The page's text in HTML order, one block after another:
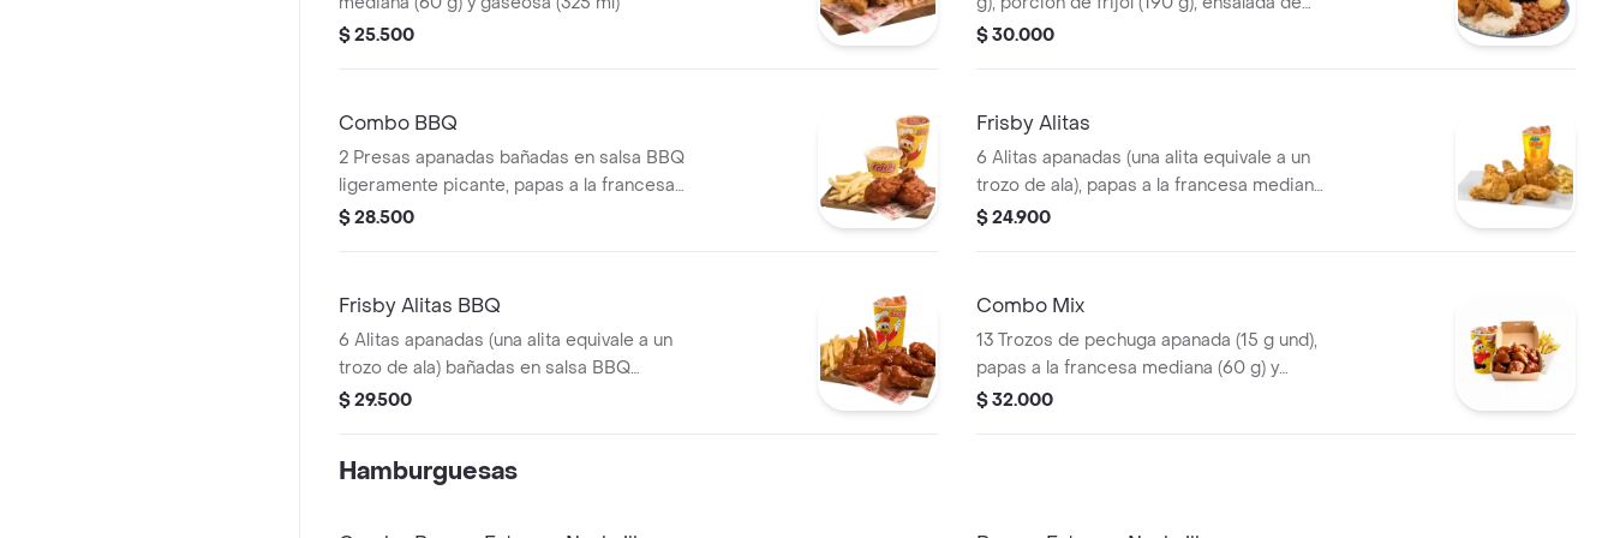
$ 25.500
repollo personal (145 g), 2 arepas y
$ 30.000
Combo BBQ
2 Presas apanadas bañadas en salsa BBQ
ligeramente picante, papas a la francesa
mediana (60 g), ensalada de repollo
$ 28.500
Frisby Alitas
6 Alitas apanadas (una alita equivale a un
trozo de ala), papas a la francesa mediana
(60 g) y gaseosa (325 ml)
$ 24.900
Frisby Alitas BBQ
6 Alitas apanadas (una alita equivale a un
trozo de ala) bañadas en salsa BBQ
ligeramente picante , papas a la francesa
$ 29.500
Combo Mix
13 Trozos de pechuga apanada (15 g und),
papas a la francesa mediana (60 g) y
gaseosa (325 ml)
$ 32.000
Hamburguesas